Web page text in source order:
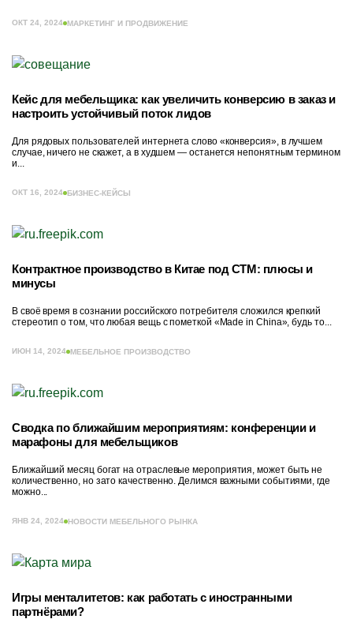
ОКТ 24, 2024 МАРКЕТИНГ И ПРОДВИЖЕНИЕ
Кейс для мебельщика: как увеличить конверсию в заказ и
настроить устойчивый поток лидов
Для рядовых пользователей интернета слово «конверсия», в лучшем
случае, ничего не скажет, а в худшем — останется непонятным термином
и...
ОКТ 16, 2024 БИЗНЕС-КЕЙСЫ
Контрактное производство в Китае под СТМ: плюсы и
минусы
В своё время в сознании российского потребителя сложился крепкий
стереотип о том, что любая вещь с пометкой «Made in China», будь то...
ИЮН 14, 2024 МЕБЕЛЬНОЕ ПРОИЗВОДСТВО
Сводка по ближайшим мероприятиям: конференции и
марафоны для мебельщиков
Ближайший месяц богат на отраслевые мероприятия, может быть не
количественно, но зато качественно. Делимся важными событиями, где
можно...
ЯНВ 24, 2024 НОВОСТИ МЕБЕЛЬНОГО РЫНКА
Игры менталитетов: как работать с иностранными
партнёрами?